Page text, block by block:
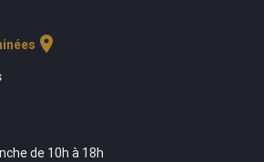
location_on
de 10h à 18h